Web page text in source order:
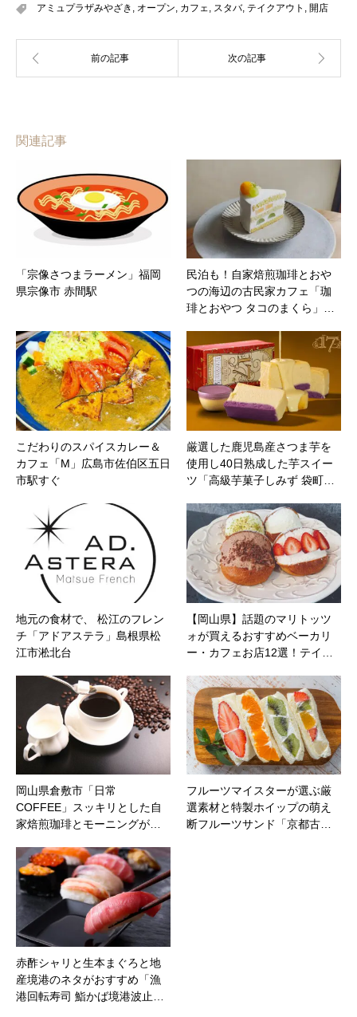
アミュプラザみやざき
オープン カフェ スタバ, テイクアウト 開店
関連記事
「宗像さつまラーメン」福岡
県宗像市 赤間駅
民泊も！自家焙煎珈琲とおや
つの海辺の古民家カフェ「珈
琲とおやつ タコのまくら」…
こだわりのスパイスカレー＆
カフェ「M」広島市佐伯区五日
市駅すぐ
厳選した鹿児島産さつま芋を
使用し40日熟成した芋スイー
ツ「高級芋菓子しみず 袋町…
地元の食材で、 松江のフレン
チ「アドアステラ」島根県松
江市淞北台
【岡山県】話題のマリトッツ
ォが買えるおすすめベーカリ
ー・カフェお店12選！テイ…
岡山県倉敷市「日常
COFFEE」スッキリとした自
家焙煎珈琲とモーニングが…
フルーツマイスターが選ぶ厳
選素材と特製ホイップの萌え
断フルーツサンド「京都古…
赤酢シャリと生本まぐろと地
産境港のネタがおすすめ「漁
港回転寿司 鮨かば境港波止…